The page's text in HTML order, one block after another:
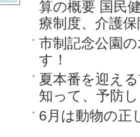
算の概要 国民
療制度、介護
市制記念公園
す！
夏本番を迎え
知って、予防
6月は動物の正